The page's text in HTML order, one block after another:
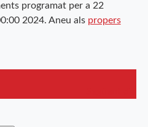
i
programat per a 22
2024. Aneu als propers